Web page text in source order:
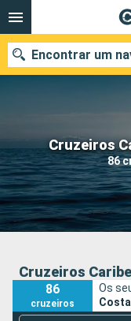
Cruzeiros
86
Encontrar um
Quando ir?
Data de partida
Cidades
Cruzeiros
86
cruzeiros
Os